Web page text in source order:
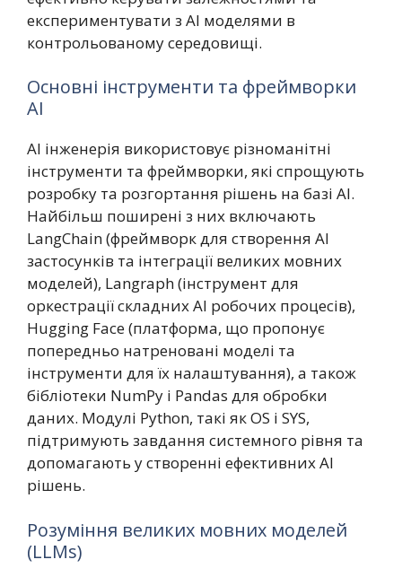
експериментувати з AI моделями в
контрольованому середовищі.
Основні інструменти та фреймворки
AI
AI інженерія використовує різноманітні
інструменти та фреймворки, які спрощують
розробку та розгортання рішень на базі AI.
Найбільш поширені з них включають
LangChain (фреймворк для створення AI
застосунків та інтеграції великих мовних
моделей), Langraph (інструмент для
оркестрації складних AI робочих процесів),
Hugging Face (платформа, що пропонує
попередньо натреновані моделі та
інструменти для їх налаштування), а також
бібліотеки NumPy і Pandas для обробки
даних. Модулі Python, такі як OS і SYS,
підтримують завдання системного рівня та
допомагають у створенні ефективних AI
рішень.
Розуміння великих мовних моделей
(LLMs)